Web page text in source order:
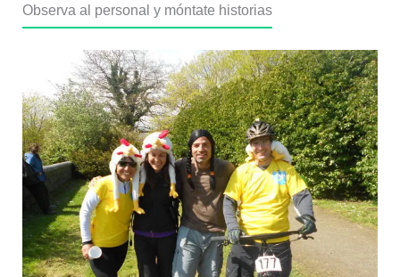
Observa al personal y móntate historias